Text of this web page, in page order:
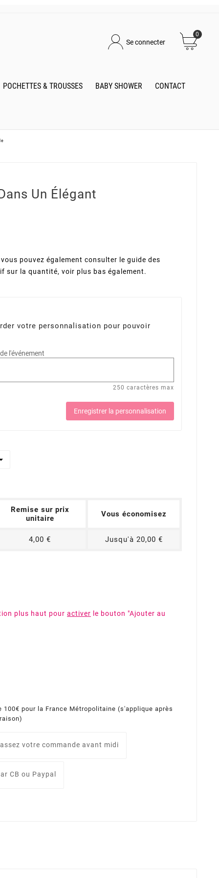
Se connecter
0
POCHETTES & TROUSSES BABY SHOWER CONTACT
Un Élégant
vous pouvez également consulter le guide des
sur la quantité, voir plus bas également.
votre personnalisation pour pouvoir
l'événement
250 caractères max
Enregistrer la personnalisation
Remise sur prix
unitaire
Vous économisez
4,00 € Jusqu'à 20,00 €
plus haut pour activer le bouton "Ajouter au
100€ pour la France Métropolitaine (s'applique après
votre commande avant midi
CB ou Paypal